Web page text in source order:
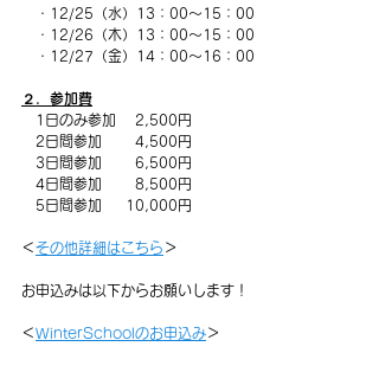
・12/25（水）13：00～15：00
・12/26（木）13：00～15：00
・12/27（金）14：00～16：00
２．参加費
1日のみ参加 　2,500円
2日間参加 　　4,500円
3日間参加　　 6,500円
4日間参加　　 8,500円
5日間参加　  10,000円
＜その他詳細はこちら ＞
お申込みは以下からお願いします！
＜WinterSchoolのお申込み＞